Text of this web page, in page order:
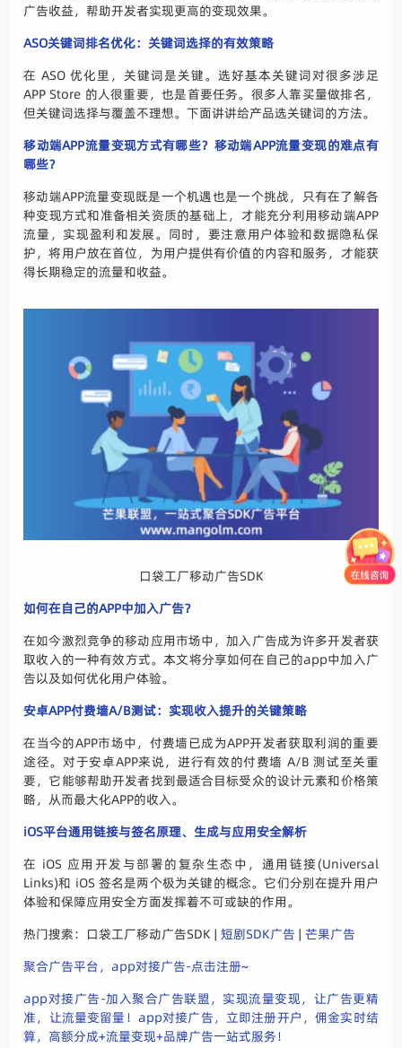
广告收益，帮助开发者实现更高的变现效果。
ASO关键词排名优化：关键词选择的有效策略
在 ASO 优化里，关键词是关键。选好基本关键词对很多涉足
APP Store 的人很重要，也是首要任务。很多人靠买量做排名，
但关键词选择与覆盖不理想。下面讲讲给产品选关键词的方法。
移动端APP流量变现方式有哪些？移动端APP流量变现的难点有
哪些？
移动端APP流量变现既是一个机遇也是一个挑战，只有在了解各
种变现方式和准备相关资质的基础上，才能充分利用移动端APP
流量，实现盈利和发展。同时，要注意用户体验和数据隐私保
护，将用户放在首位，为用户提供有价值的内容和服务，才能获
得长期稳定的流量和收益。
口袋工厂移动广告SDK
如何在自己的APP中加入广告？
在如今激烈竞争的移动应用市场中，加入广告成为许多开发者获
取收入的一种有效方式。本文将分享如何在自己的app中加入广
告以及如何优化用户体验。
安卓APP付费墙A/B测试：实现收入提升的关键策略
在当今的APP市场中，付费墙已成为APP开发者获取利润的重要
途径。对于安卓APP来说，进行有效的付费墙 A/B 测试至关重
要，它能够帮助开发者找到最适合目标受众的设计元素和价格策
略，从而最大化APP的收入。
iOS平台通用链接与签名原理、生成与应用安全解析
在 iOS 应用开发与部署的复杂生态中，通用链接(Universal
Links)和 iOS 签名是两个极为关键的概念。它们分别在提升用户
体验和保障应用安全方面发挥着不可或缺的作用。
热门搜索：口袋工厂移动广告SDK |短剧SDK广告 |芒果广告
聚合广告平台，app对接广告-点击注册~
app对接广告-加入聚合广告联盟，实现流量变现，让广告更精
准，让流量变留量！app对接广告，立即注册开户，佣金实时结
算，高额分成+流量变现+品牌广告一站式服务！